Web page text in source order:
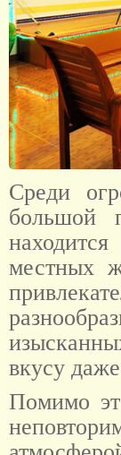
Среди
большой
местных
вкусу
Помимо